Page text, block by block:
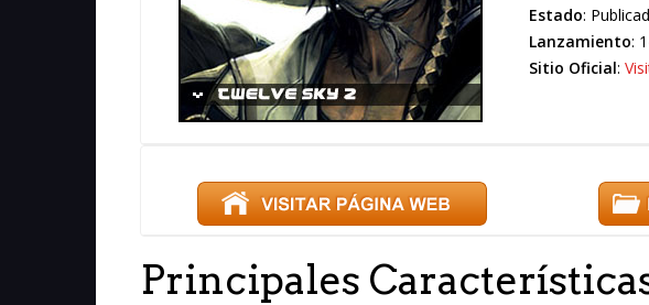
Estado:
Lanzamiento:
Sitio Oficial:
Principales